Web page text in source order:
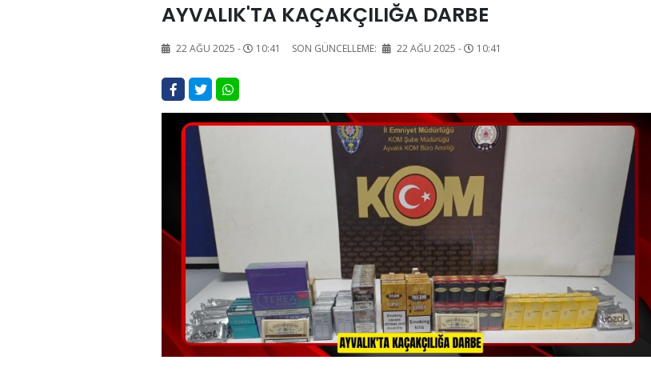
AYVALIK'TA KAÇAKÇILIĞA DARBE
22 AĞU 2025 - 10:41 SON GÜNCELLEME: 22 AĞU 2025 - 10:41